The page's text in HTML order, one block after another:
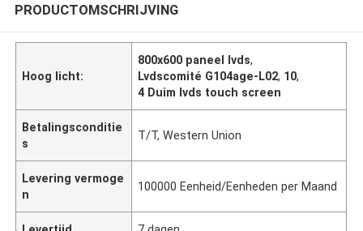
PRODUCTOMSCHRIJVING
Hoog licht:
800x600 paneel lvds,
Lvdscomité G104age-L02, 10,
4 Duim lvds touch screen
Betalingsconditie
s
T/T, Western Union
Levering vermoge
n
100000 Eenheid/Eenheden per Maand